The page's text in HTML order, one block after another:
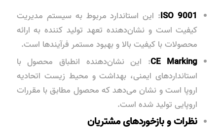
ISO 9001: این استاندارد مربوط به سیستم مدیریت
کیفیت است و نشان‌دهنده تعهد تولید کننده به ارائه
محصولات با کیفیت بالا و بهبود مستمر فرآیندها است.
CE Marking: این نشان‌دهنده انطباق محصول با
استانداردهای ایمنی، بهداشت و محیط زیست اتحادیه
اروپا است و نشان می‌دهد که محصول مطابق با مقررات
اروپایی تولید شده است.
نظرات و بازخوردهای مشتریان